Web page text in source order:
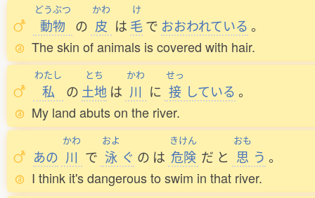
どうぶつ
動物 の
かわ
皮 は
け
毛で おおわれている 。
The skin of animals is covered with hair.
わたし
私 の
とち
土地 は
かわ
川 に
せっ
接 している 。
My land abuts on the river.
あの
かわ
川 で
およ
泳 ぐ の は
きけん
危険 だ と
おも
思 う 。
I think it's dangerous to swim in that river.